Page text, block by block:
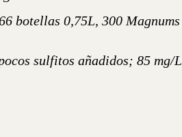
botellas 0,75L, 300 Magnums
sulfitos añadidos; 85 mg/L